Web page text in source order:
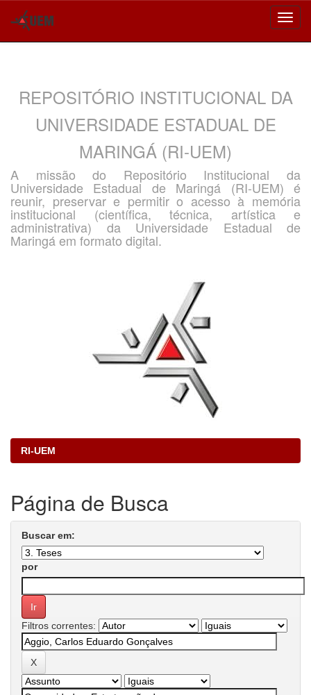
REPOSITÓRIO INSTITUCIONAL DA
UNIVERSIDADE ESTADUAL DE
MARINGÁ (RI-UEM)
A missão do Repositório Institucional da
Universidade Estadual de Maringá (RI-UEM) é
reunir, preservar e permitir o acesso à memória
institucional (científica, técnica, artística e
administrativa) da Universidade Estadual de
Maringá em formato digital.
RI-UEM
Página de Busca
Buscar em:
por
Filtros correntes: